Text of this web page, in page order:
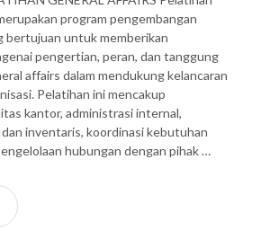
program pengembangan
bertujuan untuk memberikan
pengertian, peran, dan tanggung
affairs dalam mendukung kelancaran
Pelatihan ini mencakup
kantor, administrasi internal,
inventaris, koordinasi kebutuhan
hubungan dengan pihak …